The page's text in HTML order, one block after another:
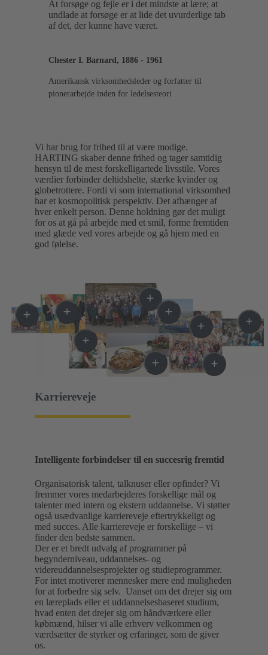
At forsøge og fejle er i det mindste at lære; at
undlade at forsøge er at lide det uvurderlige tab
af det, der kunne have været.
Chester I. Barnard, 1886 - 1961
Amerikansk virksomhedsleder og forfatter til
pionerarbejde inden for ledelsesteori
Vi har brug for frihed til at være modige.
HARTING skaber denne frihed og tager samtidig
hensyn til de mest forskelligartede livsstile. Vores
værdier forbinder deltidshelte, stærke kvinder og
globetrottere. Fordi vi som international virksomhed
har et kosmopolitisk perspektiv. Det afhænger af
hver enkelt person. Denne holdning gør det muligt
for os at gå på arbejde med et smil, forme fremtiden
med glæde ved vores arbejde og gå hjem med en
god følelse.
Karriereveje
Intelligente forbindelser til en succesrig fremtid
Organisatorisk talent, talknuser eller opfinder? Vi
fremmer vores medarbejderes forskellige mål og
talenter med intern og ekstern uddannelse. Vi støtter
også usædvanlige karriereveje eftertrykkeligt og
med succes. Alle karriereveje er forskellige – vi
finder den bedste sammen.
Der er et bredt udvalg af programmer på
begynderniveau, uddannelses- og
videreuddannelsesprojekter og studieprogrammer.
For intet motiverer mennesker mere end muligheden
for at forbedre sig selv. Uanset om det drejer sig om
en læreplads eller et uddannelsesbaseret studium,
hvad enten det drejer sig om håndværkere eller
købmænd, hilser vi alle erhverv velkommen og
værdsætter de styrker og erfaringer, som de giver
os.